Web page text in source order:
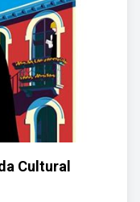
Cultural